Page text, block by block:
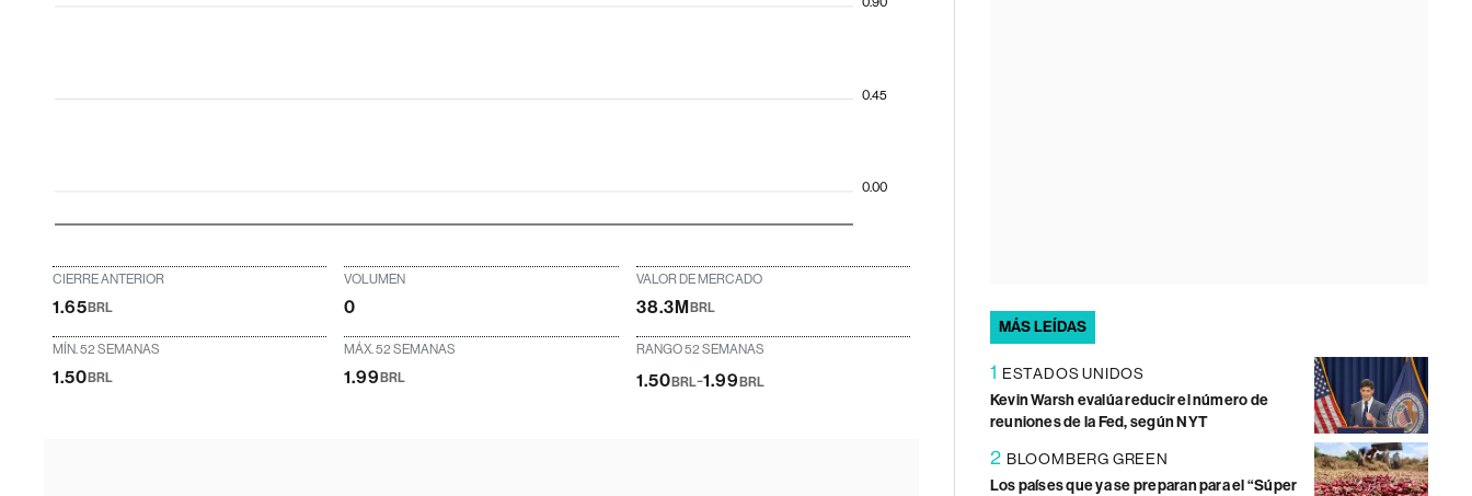
0.00
0.45
CIERRE ANTERIOR
1.65BRL
VOLUMEN
0
VALOR DE MERCADO
38.3MBRL
MÍN. 52 SEMANAS
1.50BRL
MÁX. 52 SEMANAS
1.99BRL
RANGO 52 SEMANAS
1.50 BRL-1.99 BRL
MÁS LEÍDAS
1 ESTADOS UNIDOS
Kevin Warsh evalúa reducir el número de
reuniones de la Fed, según NYT
2 BLOOMBERG GREEN
Los países que ya se preparan para el “Súper